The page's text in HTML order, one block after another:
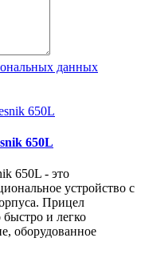
данных
650L
650L - это
устройство с
Прицел
и легко
оборудованное